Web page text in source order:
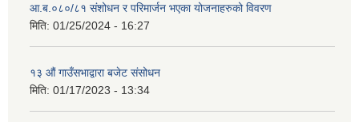
आ.ब.०८०/८१ संशोधन र परिमार्जन भएका योजनाहरुको विवरण
मिति: 01/25/2024 - 16:27
१३ औं गाउँसभाद्वारा बजेट संसोधन
मिति: 01/17/2023 - 13:34